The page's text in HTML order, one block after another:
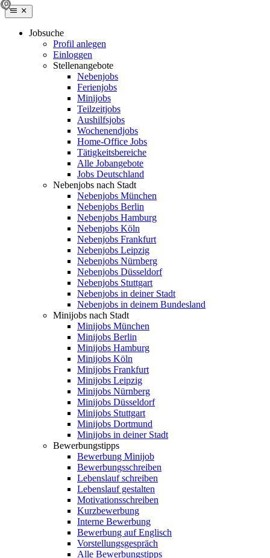
Jobsuche
Profil anlegen
Einloggen
Stellenangebote
Nebenjobs
Ferienjobs
Minijobs
Teilzeitjobs
Aushilfsjobs
Wochenendjobs
Home-Office Jobs
Tätigkeitsbereiche
Alle Jobangebote
Jobs Deutschland
Nebenjobs nach Stadt
Nebenjobs München
Nebenjobs Berlin
Nebenjobs Hamburg
Nebenjobs Köln
Nebenjobs Frankfurt
Nebenjobs Leipzig
Nebenjobs Nürnberg
Nebenjobs Düsseldorf
Nebenjobs Stuttgart
Nebenjobs in deiner Stadt
Nebenjobs in deinem Bundesland
Minijobs nach Stadt
Minijobs München
Minijobs Berlin
Minijobs Hamburg
Minijobs Köln
Minijobs Frankfurt
Minijobs Leipzig
Minijobs Nürnberg
Minijobs Düsseldorf
Minijobs Stuttgart
Minijobs Dortmund
Minijobs in deiner Stadt
Bewerbungstipps
Bewerbung Minijob
Bewerbungsschreiben
Lebenslauf schreiben
Lebenslauf gestalten
Motivationsschreiben
Kurzbewerbung
Interne Bewerbung
Bewerbung auf Englisch
Vorstellungsgespräch
Alle Bewerbungstipps